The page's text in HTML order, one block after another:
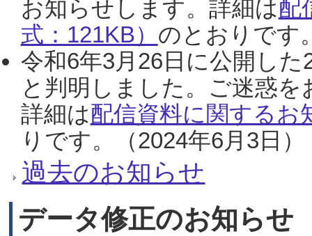
お知らせします。詳細は配
式：121KB） のとおりです
令和6年3月26日に公開し
と判明しました。ご迷惑
詳細は配信資料に関するお
りです。（2024年6月3日）
過去のお知らせ
データ修正のお知らせ